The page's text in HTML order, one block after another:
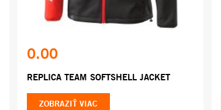
0.00
REPLICA TEAM SOFTSHELL JACKET
ZOBRAZIŤ VIAC